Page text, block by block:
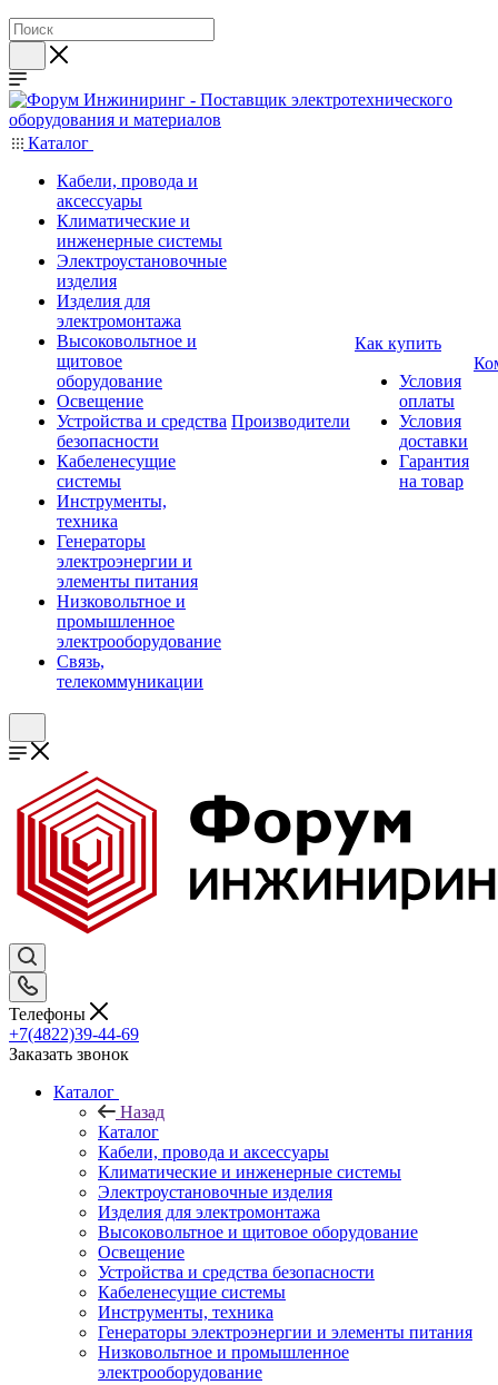
Каталог
Кабели, провода и
аксессуары
Климатические и
инженерные системы
Электроустановочные
изделия
Изделия для
электромонтажа
Высоковольтное и
щитовое
оборудование
Освещение
Устройства и средства
безопасности
Кабеленесущие
системы
Инструменты,
техника
Генераторы
электроэнергии и
элементы питания
Низковольтное и
промышленное
электрооборудование
Связь,
телекоммуникации
Производители
Как купить
Условия
оплаты
Условия
доставки
Гарантия
на товар
Телефоны
+7(4822)39-44-69
Заказать звонок
Каталог
Назад
Каталог
Кабели, провода и аксессуары
Климатические и инженерные системы
Электроустановочные изделия
Изделия для электромонтажа
Высоковольтное и щитовое оборудование
Освещение
Устройства и средства безопасности
Кабеленесущие системы
Инструменты, техника
Генераторы электроэнергии и элементы питания
Низковольтное и промышленное
электрооборудование